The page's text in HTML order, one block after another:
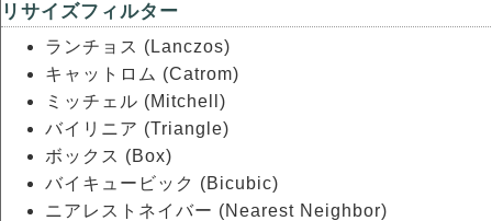
リサイズフィルター
ランチョス (Lanczos)
キャットロム (Catrom)
ミッチェル (Mitchell)
バイリニア (Triangle)
ボックス (Box)
バイキュービック (Bicubic)
ニアレストネイバー (Nearest Neighbor)